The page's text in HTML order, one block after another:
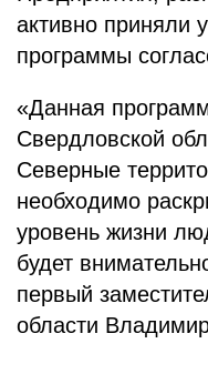
активно приняли
программы
«Данная
Свердловской
Северные
необходимо
уровень жизни
будет
первый
области